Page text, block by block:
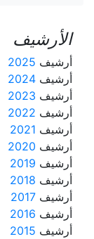
الأرشيف
أرشيف 2025
أرشيف 2024
أرشيف 2023
أرشيف 2022
أرشيف 2021
أرشيف 2020
أرشيف 2019
أرشيف 2018
أرشيف 2017
أرشيف 2016
أرشيف 2015